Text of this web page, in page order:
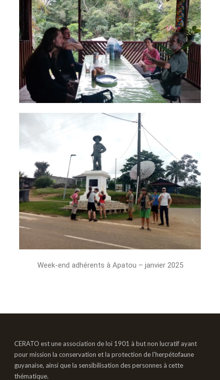
Week-end adhérents à Apatou – janvier 2025
CERATO est une association de loi 1901 à but non lucratif ayant
pour mission la conservation et la protection de l'herpétofaune
guyanaise, ainsi que la sensibilisation des personnes à cette
thématique.